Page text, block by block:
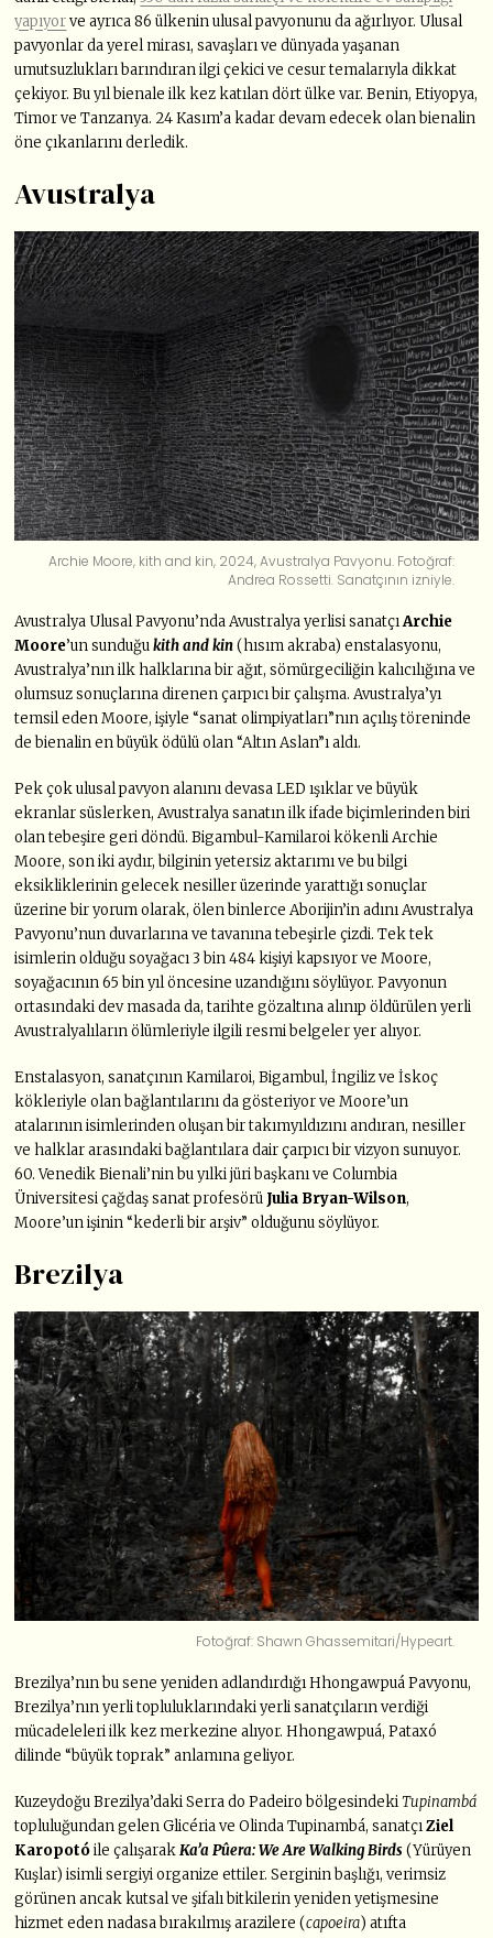
yapıyorve ayrıca 86 ülkenin ulusal pavyonunu da ağırlıyor. Ulusal
pavyonlar da yerel mirası, savaşları ve dünyada yaşanan
umutsuzlukları barındıran ilgi çekici ve cesur temalarıyla dikkat
çekiyor. Bu yıl bienale ilk kez katılan dört ülke var. Benin, Etiyopya,
Timor ve Tanzanya. 24 Kasım’a kadar devam edecek olan bienalin
öne çıkanlarını derledik.
Avustralya
Archie Moore, kith and kin, 2024, Avustralya Pavyonu. Fotoğraf:
Andrea Rossetti. Sanatçının izniyle.
Avustralya Ulusal Pavyonu’nda Avustralya yerlisi sanatçıArchie
Moore’un sunduğukith and kin(hısım akraba) enstalasyonu,
Avustralya’nın ilk halklarına bir ağıt, sömürgeciliğin kalıcılığına ve
olumsuz sonuçlarına direnen çarpıcı bir çalışma. Avustralya’yı
temsil eden Moore, işiyle “sanat olimpiyatları”nın açılış töreninde
de bienalin en büyük ödülü olan “Altın Aslan”ı aldı.
Pek çok ulusal pavyon alanını devasa LED ışıklar ve büyük
ekranlar süslerken, Avustralya sanatın ilk ifade biçimlerinden biri
olan tebeşire geri döndü. Bigambul-Kamilaroi kökenli Archie
Moore, son iki aydır, bilginin yetersiz aktarımı ve bu bilgi
eksikliklerinin gelecek nesiller üzerinde yarattığı sonuçlar
üzerine bir yorum olarak, ölen binlerce Aborijin’in adını Avustralya
Pavyonu’nun duvarlarına ve tavanına tebeşirle çizdi. Tek tek
isimlerin olduğu soyağacı 3 bin 484 kişiyi kapsıyor ve Moore,
soyağacının 65 bin yıl öncesine uzandığını söylüyor. Pavyonun
ortasındaki dev masada da, tarihte gözaltına alınıp öldürülen yerli
Avustralyalıların ölümleriyle ilgili resmi belgeler yer alıyor.
Enstalasyon, sanatçının Kamilaroi, Bigambul, İngiliz ve İskoç
kökleriyle olan bağlantılarını da gösteriyor ve Moore’un
atalarının isimlerinden oluşan bir takımyıldızını andıran, nesiller
ve halklar arasındaki bağlantılara dair çarpıcı bir vizyon sunuyor.
60. Venedik Bienali’nin bu yılki jüri başkanı ve Columbia
Üniversitesi çağdaş sanat profesörü Julia Bryan-Wilson,
Moore’un işinin “kederli bir arşiv” olduğunu söylüyor.
Brezilya
Fotoğraf: Shawn Ghassemitari/Hypeart.
Brezilya’nın bu sene yeniden adlandırdığı Hhongawpuá Pavyonu,
Brezilya’nın yerli topluluklarındaki yerli sanatçıların verdiği
mücadeleleri ilk kez merkezine alıyor. Hhongawpuá, Pataxó
dilinde “büyük toprak” anlamına geliyor.
Kuzeydoğu Brezilya’daki Serra do Padeiro bölgesindekiTupinambá
topluluğundan gelen Glicéria ve Olinda Tupinambá, sanatçıZiel
Karopotóile çalışarakKa’a Pûera: We Are Walking Birds (Yürüyen
Kuşlar) isimli sergiyi organize ettiler. Serginin başlığı, verimsiz
görünen ancak kutsal ve şifalı bitkilerin yeniden yetişmesine
hizmet eden nadasa bırakılmış arazilere (capoeira) atıfta